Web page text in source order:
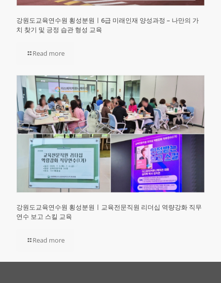
강원도교육연수원 횡성분원ㅣ6급 미래인재 양성과정 – 나만의 가
치 찾기 및 긍정 습관 형성 교육
Read more
강원도교육연수원 횡성분원ㅣ교육전문직원 리더십 역량강화 직무
연수 보고 스킬 교육
Read more